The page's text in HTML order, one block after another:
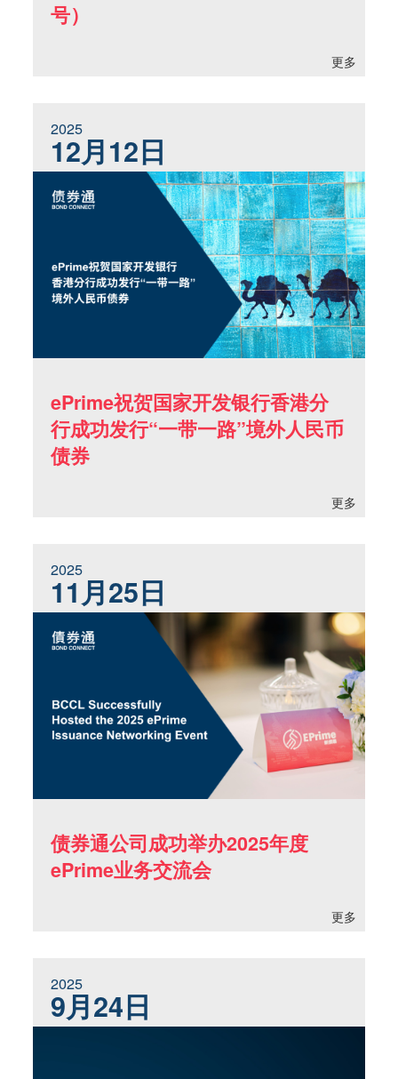
号）
更多
2025
12月12日
ePrime祝贺国家开发银行香港分
行成功发行“一带一路”境外人民币
债券
更多
2025
11月25日
债券通公司成功举办2025年度
ePrime业务交流会
更多
2025
9月24日